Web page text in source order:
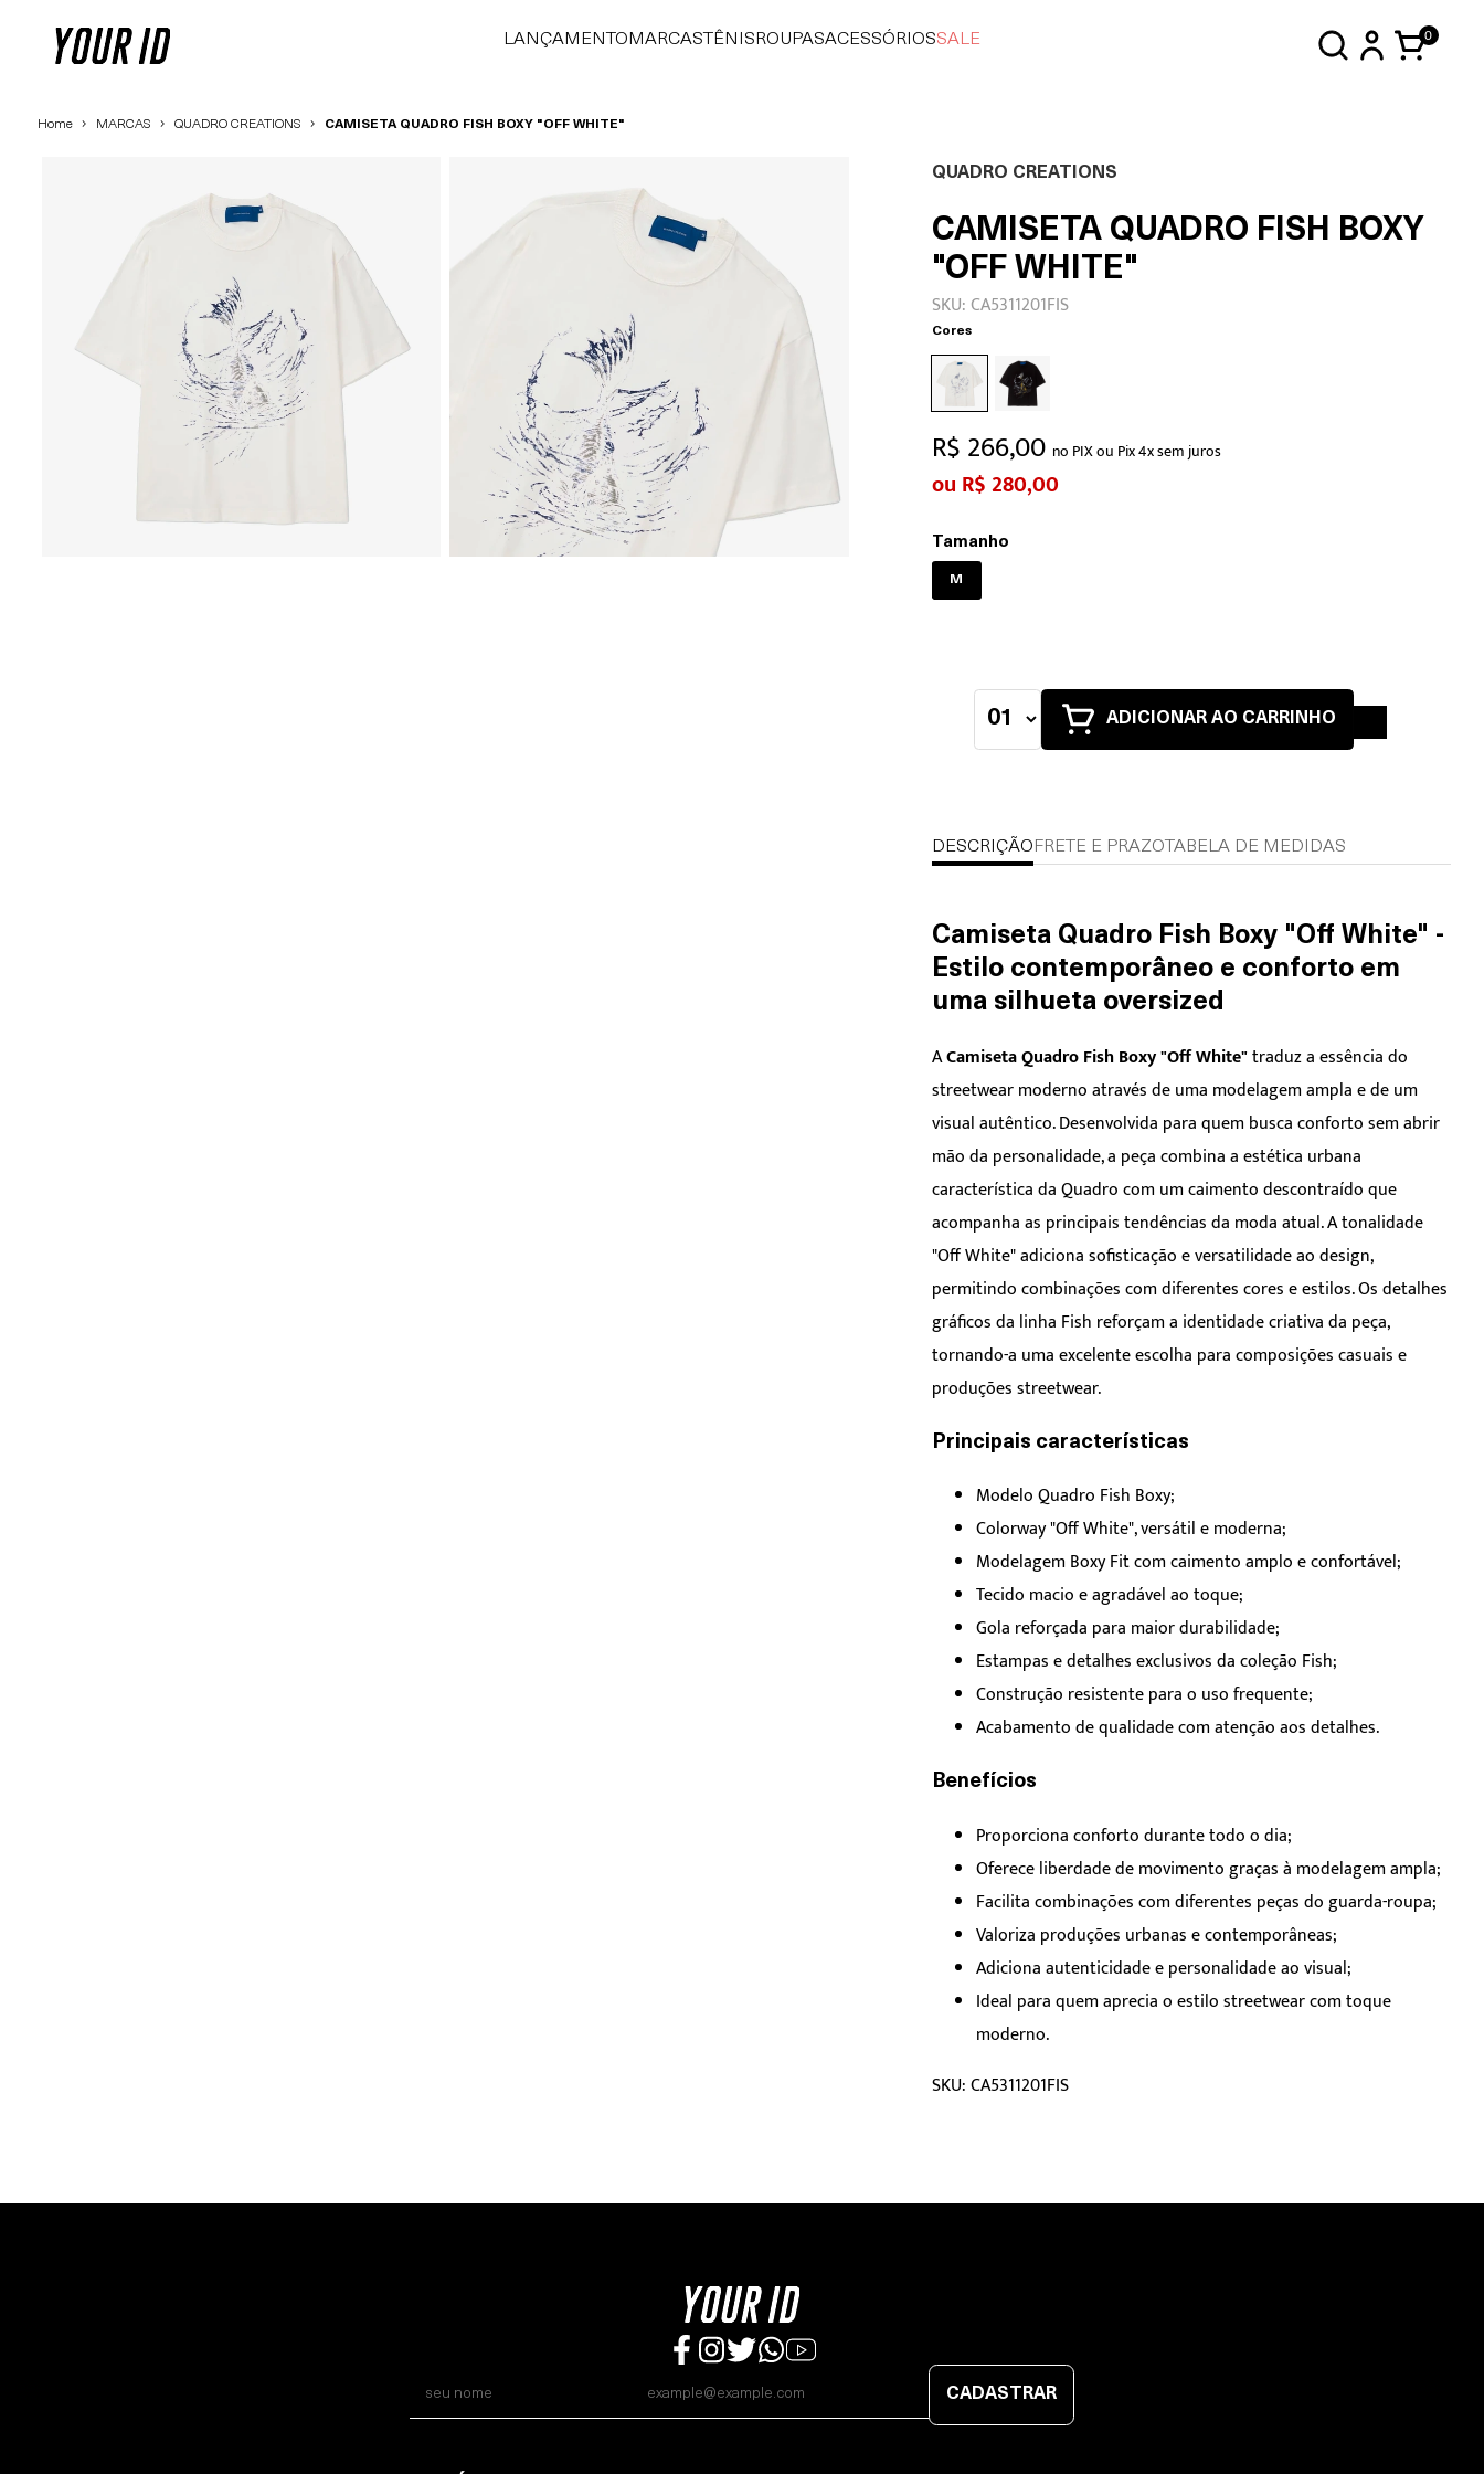
LANÇAMENTO MARCAS TÊNIS ROUPASACESSÓRIOSSALE 0
Home MARCAS QUADRO CREATIONS CAMISETA QUADRO FISH BOXY "OFF WHITE"
QUADRO CREATIONS
CAMISETA QUADRO FISH BOXY
"OFF WHITE"
SKU: CA5311201FIS
Cores
R$ 266,00 no PIX ou Pix 4x sem juros
R$ 280,00
Tamanho
M
ADICIONAR AO CARRINHO
DESCRIÇÃO FRETE E PRAZOTABELA DE MEDIDAS
Camiseta Quadro Fish Boxy "Off White" -
Estilo contemporâneo e conforto em
uma silhueta oversized
ACamiseta Quadro Fish Boxy "Off White"traduz a essência do
streetwear moderno através de uma modelagem ampla e de um
visual autêntico. Desenvolvida para quem busca conforto sem abrir
mão da personalidade, a peça combina a estética urbana
característica da Quadro com um caimento descontraído que
acompanha as principais tendências da moda atual. A tonalidade
"Off White" adiciona sofisticação e versatilidade ao design,
permitindo combinações com diferentes cores e estilos. Os detalhes
gráficos da linha Fish reforçam a identidade criativa da peça,
tornando-a uma excelente escolha para composições casuais e
produções streetwear.
Principais características
Modelo Quadro Fish Boxy;
Colorway "Off White", versátil e moderna;
Modelagem Boxy Fit com caimento amplo e confortável;
Tecido macio e agradável ao toque;
Gola reforçada para maior durabilidade;
Estampas e detalhes exclusivos da coleção Fish;
Construção resistente para o uso frequente;
Acabamento de qualidade com atenção aos detalhes.
Benefícios
Proporciona conforto durante todo o dia;
Oferece liberdade de movimento graças à modelagem ampla;
Facilita combinações com diferentes peças do guarda-roupa;
Valoriza produções urbanas e contemporâneas;
Adiciona autenticidade e personalidade ao visual;
Ideal para quem aprecia o estilo streetwear com toque
moderno.
SKU: CA5311201FIS
CADASTRAR